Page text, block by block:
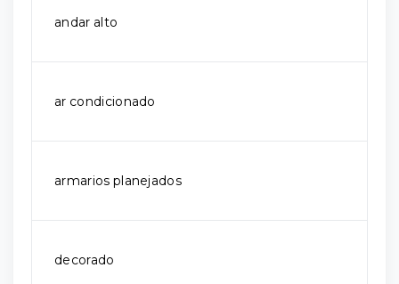
andar alto
ar condicionado
armarios planejados
decorado